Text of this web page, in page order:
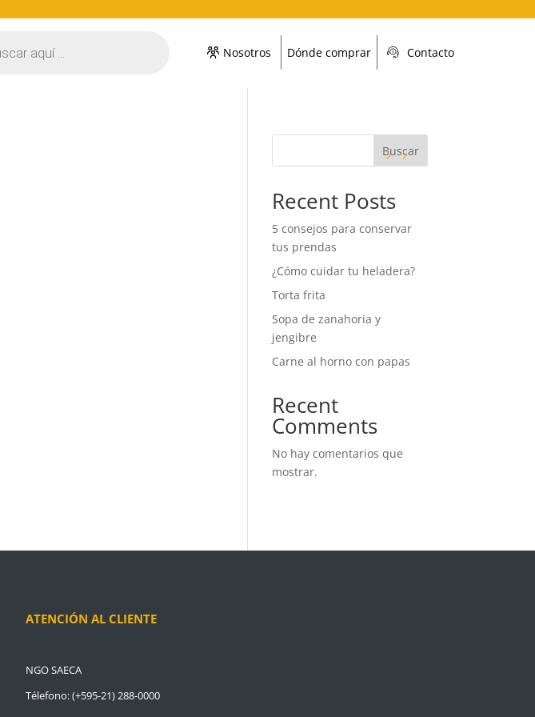
Nosotros Dónde comprar Contacto
Buscar
Recent Posts
5 consejos para conservar
tus prendas
¿Cómo cuidar tu heladera?
Torta frita
Sopa de zanahoria y
jengibre
Carne al horno con papas
Recent
Comments
No hay comentarios que
mostrar.
ATENCIÓN AL CLIENTE
NGO SAECA
Télefono: (+595-21) 288-0000